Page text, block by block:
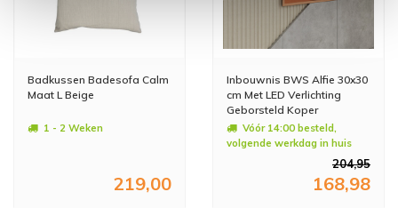
Badkussen Badesofa Calm
Maat L Beige
1 - 2 Weken
219,00
Inbouwnis BWS Alfie 30x30
cm Met LED Verlichting
Geborsteld Koper
Vóór 14:00 besteld,
volgende werkdag in huis
204,95
168,98